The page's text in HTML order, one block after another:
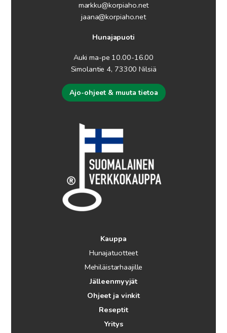
markku@korpiaho.net
jaana@korpiaho.net
Hunajapuoti
Auki ma-pe 10.00-16.00
Simolantie 4, 73300 Nilsiä
Ajo-ohjeet & muuta tietoa
Kauppa
Hunajatuotteet
Mehiläistarhaajille
Jälleenmyyjät
Ohjeet ja vinkit
Reseptit
Yritys